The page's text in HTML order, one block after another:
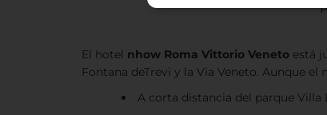
El hotel nhow Roma Vittorio Veneto está
Fontana deTrevi y la Via Veneto. Aunque
A corta distancia del parque Villa